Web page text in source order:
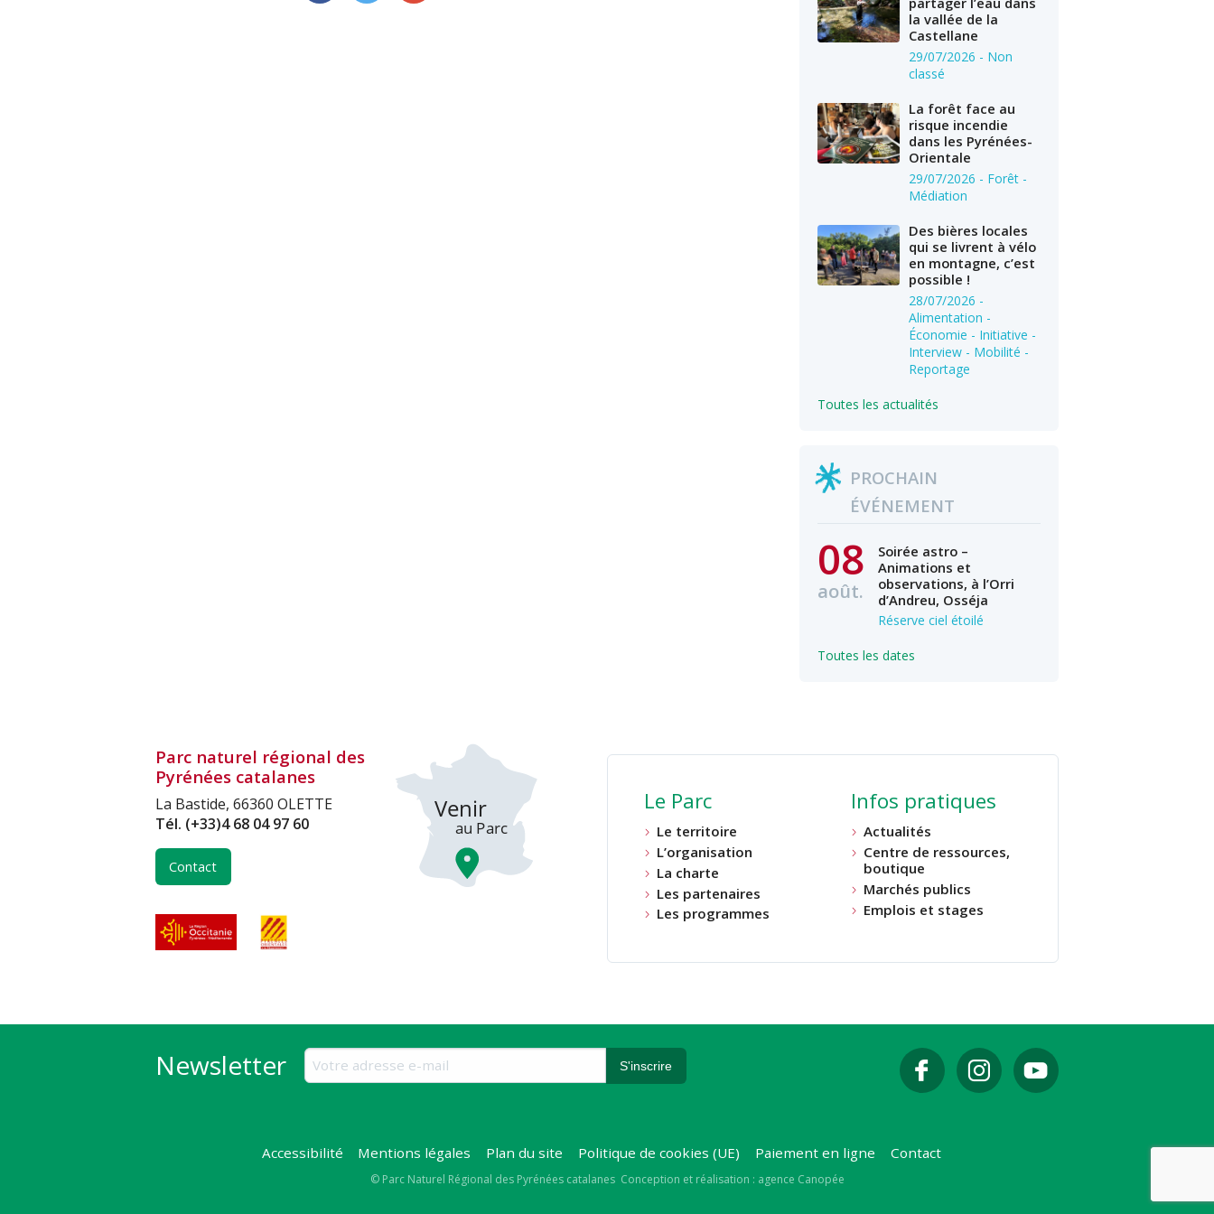
la vallée de la
Castellane
29/07/2026 - Non
classé
La forêt face au
risque incendie
dans les Pyrénées-
Orientale
29/07/2026 - Forêt -
Médiation
Des bières locales
qui se livrent à vélo
en montagne, c’est
possible !
28/07/2026 -
Alimentation -
Économie - Initiative -
Interview - Mobilité -
Reportage
Toutes les actualités
PROCHAIN
ÉVÉNEMENT
08
août.
Soirée astro –
Animations et
observations, à l’Orri
d’Andreu, Osséja
Réserve ciel étoilé
Toutes les dates
Parc naturel régional des
Pyrénées catalanes
La Bastide, 66360 OLETTE
Tél. (+33)4 68 04 97 60
Contact
Le Parc
Le territoire
L’organisation
La charte
Les partenaires
Les programmes
Infos pratiques
Actualités
Centre de ressources,
boutique
Marchés publics
Emplois et stages
Newsletter
Accessibilité Mentions légales Plan du site Politique de cookies (UE) Paiement en ligne Contact
Copyright
© Parc Naturel Régional des Pyrénées catalanes Conception et réalisation : agence Canopée